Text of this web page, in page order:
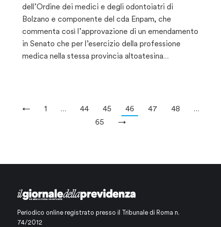
dell’Ordine dei medici e degli odontoiatri di
Bolzano e componente del cda Enpam, che
commenta così l’approvazione di un emendamento
in Senato che per l’esercizio della professione
medica nella stessa provincia altoatesina…
← 1 … 44 45 46 47 48
…
65
→
Periodico online registrato presso il Tribunale di Roma n.
74/2012